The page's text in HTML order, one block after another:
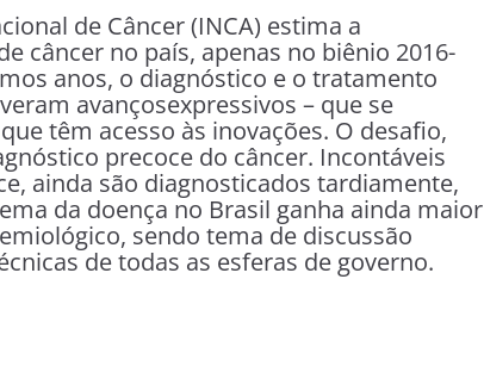
de Câncer (INCA) estima a
câncer no país, apenas no biênio 2016-
anos, o diagnóstico e o tratamento
avançosexpressivos – que se
têm acesso às inovações. O desafio,
precoce do câncer. Incontáveis
ainda são diagnosticados tardiamente,
da doença no Brasil ganha ainda maior
sendo tema de discussão
de todas as esferas de governo.